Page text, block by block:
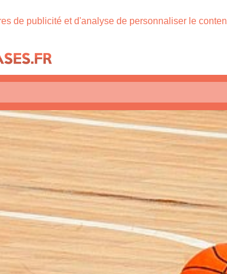
de publicité et d'analyse de personnaliser le